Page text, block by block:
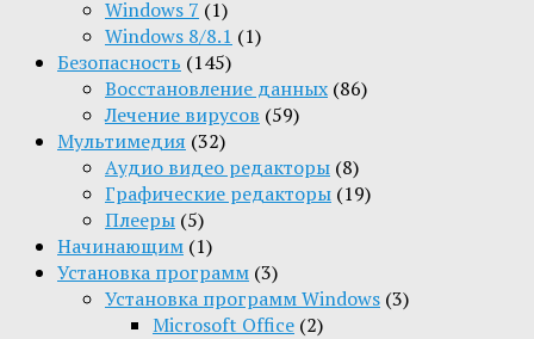
Windows 7 (1)
Windows 8/8.1 (1)
Безопасность (145)
Восстановление данных (86)
Лечение вирусов (59)
Мультимедия (32)
Aудио видео редакторы (8)
Графические редакторы (19)
Плееры (5)
Начинающим (1)
Установка программ (3)
Установка программ Windows (3)
Microsoft Office (2)